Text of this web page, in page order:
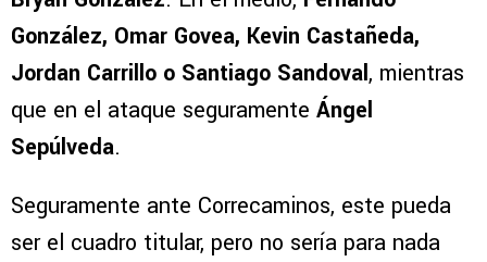
González, Omar Govea, Kevin Castañeda,
Jordan Carrillo o Santiago Sandoval, mientras
que en el ataque seguramente Ángel
Sepúlveda.
Seguramente ante Correcaminos, este pueda
ser el cuadro titular, pero no sería para nada